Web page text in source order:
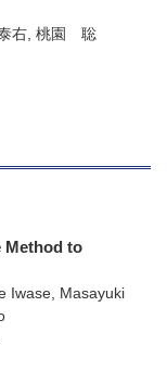
右, 桃園 聡
Method to
Iwase, Masayuki